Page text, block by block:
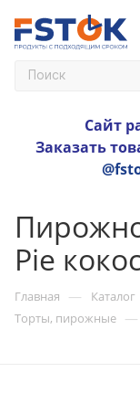
Сайт
Заказать
Pie
Главная — Каталог
Торты, пирожные —